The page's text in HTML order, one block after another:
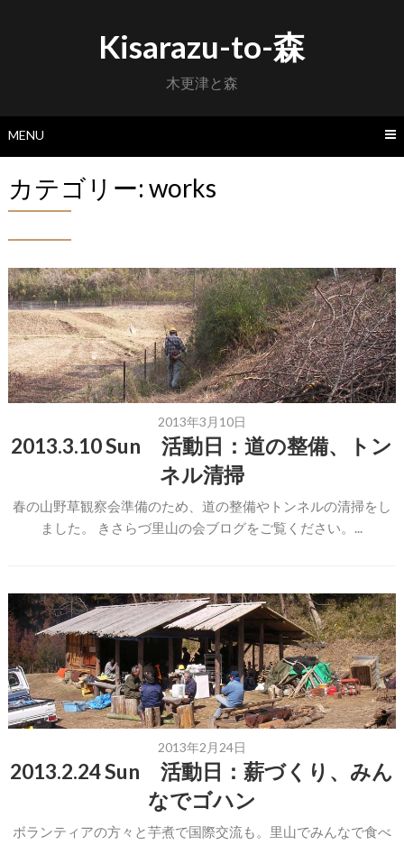
Kisarazu-to-森
木更津と森
MENU
カテゴリー: works
2013年3月10日
2013.3.10 Sun 活動日：道の整備、トン
ネル清掃
春の山野草観察会準備のため、道の整備やトンネルの清掃をし
ました。 きさらづ里山の会ブログをご覧ください。...
2013年2月24日
2013.2.24 Sun 活動日：薪づくり、みん
なでゴハン
ボランティアの方々と芋煮で国際交流も。里山でみんなで食べ